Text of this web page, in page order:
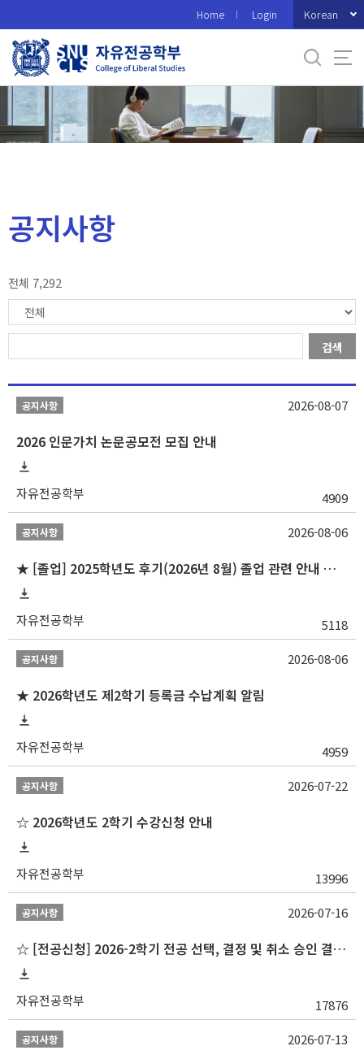
로
메
Home Login Korean
공지사항
전체 7,292
검색
공지사항
2026 인문가치 논문공모전 모집 안내
자유전공학부 4909
2026-08-07
공지사항
★ [졸업] 2025학년도 후기(2026년 8월) 졸업 관련 안내 및 확정자 명단 공지
자유전공학부 5118
2026-08-06
공지사항
★ 2026학년도 제2학기 등록금 수납계획 알림
자유전공학부 4959
2026-08-06
공지사항
☆ 2026학년도 2학기 수강신청 안내
자유전공학부 13996
2026-07-22
공지사항
☆ [전공신청] 2026-2학기 전공 선택, 결정 및 취소 승인 결과 알림(심화전공 포함)
자유전공학부 17876
2026-07-16
공지사항 2026-07-13